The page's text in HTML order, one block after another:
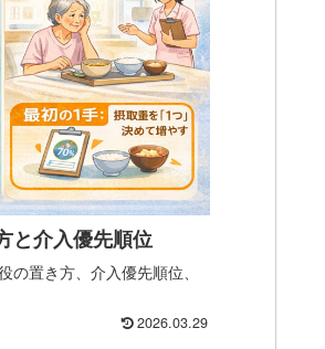
と介入優先順位
置き方、介入優先順位、
2026.03.29